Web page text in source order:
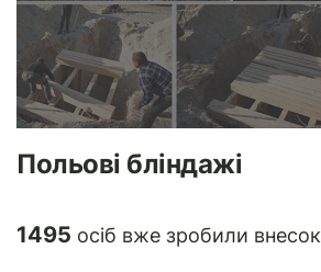
Польові бліндажі
1495 осіб вже зробили внесок